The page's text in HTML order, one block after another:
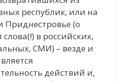
республик, или на
Приднестровье (о
в российских,
СМИ) – везде и
действий и,